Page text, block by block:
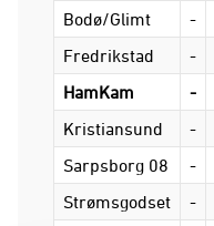
Bodø/Glimt
-
Fredrikstad
-
HamKam
-
Kristiansund
-
Sarpsborg 08
-
Strømsgodset
-